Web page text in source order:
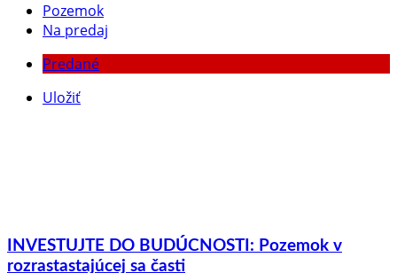
Pozemok
Na predaj
Predané
Uložiť
INVESTUJTE DO BUDÚCNOSTI: Pozemok v
rozrastastajúcej sa časti